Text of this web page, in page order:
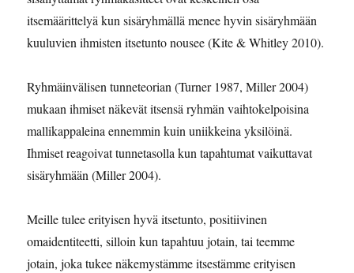
itsemäärittelyä kun sisäryhmällä menee hyvin sisäryhmään
kuuluvien ihmisten itsetunto nousee (Kite & Whitley 2010).
Ryhmäinvälisen tunneteorian (Turner 1987, Miller 2004)
mukaan ihmiset näkevät itsensä ryhmän vaihtokelpoisina
mallikappaleina ennemmin kuin uniikkeina yksilöinä.
Ihmiset reagoivat tunnetasolla kun tapahtumat vaikuttavat
sisäryhmään (Miller 2004).
Meille tulee erityisen hyvä itsetunto, positiivinen
omaidentiteetti, silloin kun tapahtuu jotain, tai teemme
jotain, joka tukee näkemystämme itsestämme erityisen